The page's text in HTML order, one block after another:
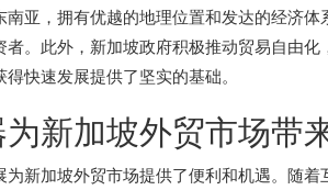
南亚，拥有优越的地理位置和发达的经济
者。此外，新加坡政府积极推动贸易自由
快速发展提供了坚实的基础。
新加坡外贸市场带
为新加坡外贸市场提供了便利和机遇。随